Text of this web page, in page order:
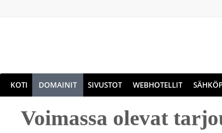
KOTI DOMAINIT SIVUSTOT WEBHOTELLIT
Voimassa olevat